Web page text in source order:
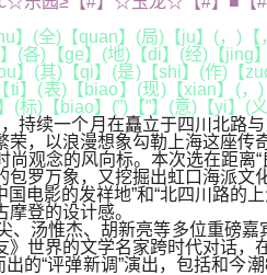
)【quan】(局)【ju】(，)【
(各)【ge】(地)【di】(经)【
】(其)【qi】(是)【shi】(作)【
】(表)【biao】(现)【xian】(
(标)【biao】(”)【”】(意)【yi】(
续一个月在矗立于四川北路
，以浪漫想象勾勒上海这座传
观念的风向标。本次选在距
罗万象，又挖掘出虹口海派文
电影的发祥地”和“北四川路
登的设计感。
汤惟杰、胡新亮等多位重磅
世界的文学名家跨时代对话，
的“评弹新调”演出，包括和